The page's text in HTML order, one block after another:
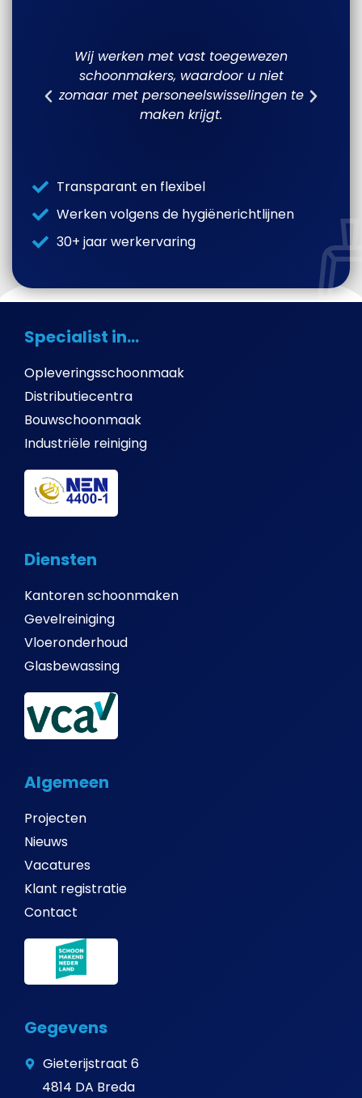
Wij werken met vast toegewezen
schoonmakers, waardoor u niet
zomaar met personeelswisselingen te
maken krijgt.
Transparant en flexibel
Werken volgens de hygiënerichtlijnen
30+ jaar werkervaring
Specialist in...
Opleveringsschoonmaak
Distributiecentra
Bouwschoonmaak
Industriële reiniging
Diensten
Kantoren schoonmaken
Gevelreiniging
Vloeronderhoud
Glasbewassing
Algemeen
Projecten
Nieuws
Vacatures
Klant registratie
Contact
Gegevens
Gieterijstraat 6
4814 DA Breda